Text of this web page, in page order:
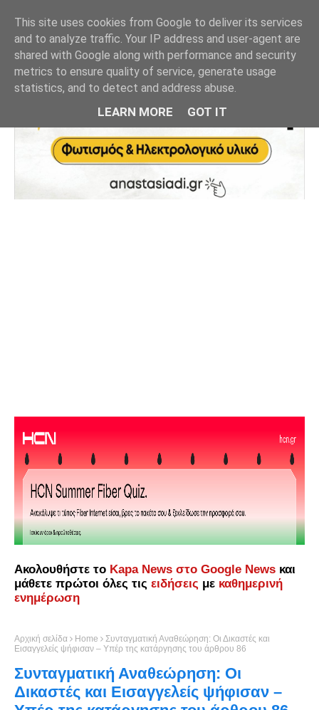
Ακολουθήστε το Kapa News στο Google News και
μάθετε πρώτοι όλες τις ειδήσεις με καθημερινή
ενημέρωση
Αρχική σελίδα Home
Συνταγματική Αναθεώρηση: Οι Δικαστές και
Εισαγγελείς ψήφισαν – Υπέρ της κατάργησης του άρθρου 86
Συνταγματική Αναθεώρηση: Οι
Δικαστές και Εισαγγελείς ψήφισαν –
This site uses cookies from Google to deliver its services
and to analyze traffic. Your IP address and user-agent are
shared with Google along with performance and security
metrics to ensure quality of service, generate usage
statistics, and to detect and address abuse.
LEARN MORE GOT IT